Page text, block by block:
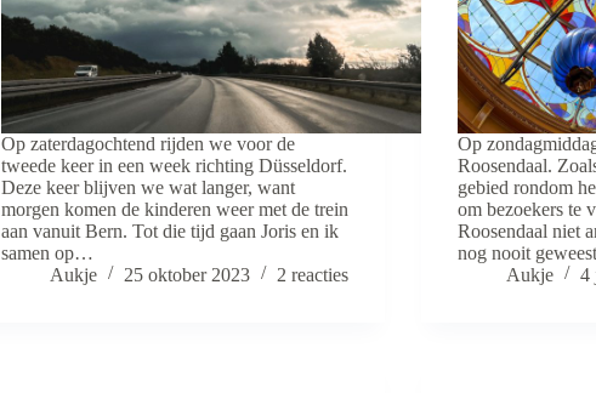
Op zaterdagochtend rijden we voor de
tweede keer in een week richting Düsseldorf.
Deze keer blijven we wat langer, want
morgen komen de kinderen weer met de trein
aan vanuit Bern. Tot die tijd gaan Joris en ik
samen op…
Aukje
25 oktober 2023 2 reacties
Op
Roosendaal.
gebied rondom
om bezoekers te
Roosendaal niet
nog nooit
Aukje
4